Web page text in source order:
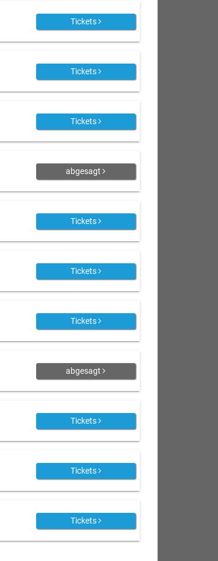
Tickets
Tickets
Tickets
abgesagt
Tickets
Tickets
Tickets
abgesagt
Tickets
Tickets
Tickets